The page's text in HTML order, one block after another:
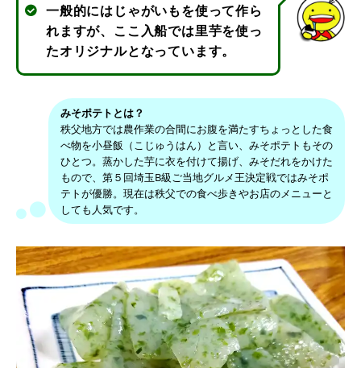
一般的にはじゃがいもを使って作ら
れますが、ここ入船では里芋を使っ
たオリジナルとなっています。
みそポテトとは？
秩父地方では農作業の合間にお腹を満たすちょっとした食
べ物を小昼飯（こじゅうはん）と言い、みそポテトもその
ひとつ。蒸かした芋に衣を付けて揚げ、みそだれをかけた
もので、第５回埼玉B級ご当地グルメ王決定戦ではみそポ
テトが優勝。現在は秩父での食べ歩きやお店のメニューと
しても人気です。